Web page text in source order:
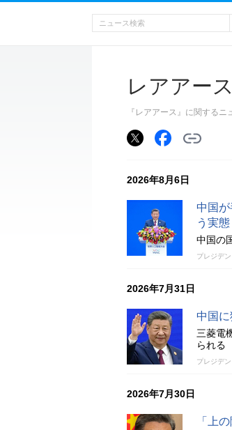
レアアース
『レアアース』に関する
2026年8月6日
中国
う実態
中国の
プレジデ
2026年7月31日
中国
三菱電
られる
プレジデ
2026年7月30日
「上